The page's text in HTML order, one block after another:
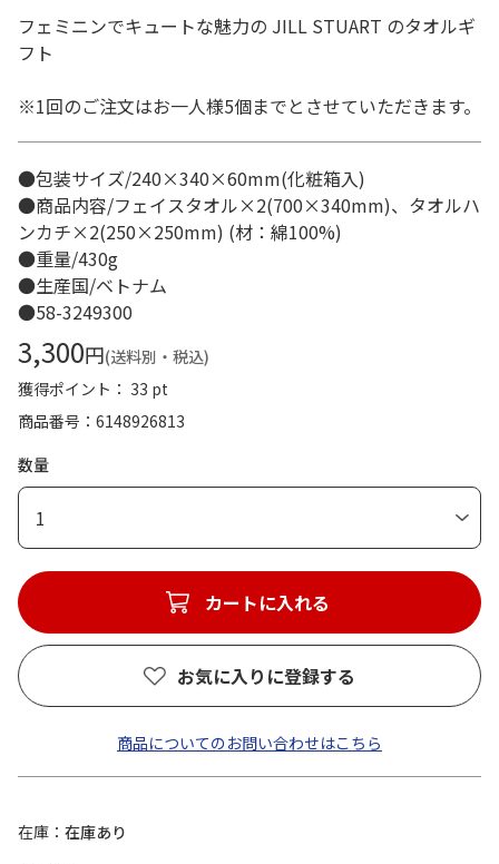
フェミニンでキュートな魅力の JILL STUART のタオルギ
フト
※1回のご注文はお一人様5個までとさせていただきます。
●包装サイズ/240×340×60mm(化粧箱入)
●商品内容/フェイスタオル×2(700×340mm)、タオルハ
ンカチ×2(250×250mm) (材：綿100%)
●重量/430g
●生産国/ベトナム
●58-3249300
3,300円(送料別・税込)
獲得ポイント： 33 pt
商品番号
6148926813
数量
1
カートに入れる
お気に入りに登録する
商品についてのお問い合わせはこちら
在庫
在庫あり